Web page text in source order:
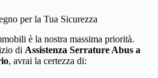
per la Tua Sicurezza
è la nostra massima priorità.
di Assistenza Serrature Abus a
, avrai la certezza di: